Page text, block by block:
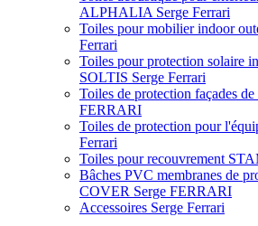
ALPHALIA Serge Ferrari
Toiles pour mobilier indoor
Ferrari
Toiles pour protection solaire
SOLTIS Serge Ferrari
Toiles de protection façades
FERRARI
Toiles de protection pour
Ferrari
Toiles pour recouvrement
Bâches PVC membranes de
COVER Serge FERRARI
Accessoires Serge Ferrari